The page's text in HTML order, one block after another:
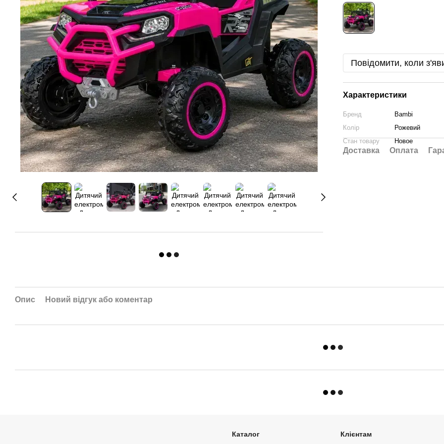
Повідомити, коли
Характеристики
Бренд
Bambi
Колір
Рожевий
Стан товару
Новое
Доставка Оплата
Опис Новий відгук або коментар
Каталог Клієнтам